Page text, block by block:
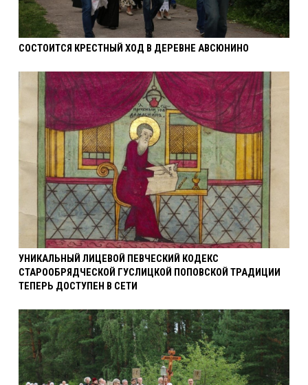
СОСТОИТСЯ КРЕСТНЫЙ ХОД В ДЕРЕВНЕ АВСЮНИНО
УНИКАЛЬНЫЙ ЛИЦЕВОЙ ПЕВЧЕСКИЙ КОДЕКС
СТАРООБРЯДЧЕСКОЙ ГУСЛИЦКОЙ ПОПОВСКОЙ ТРАДИЦИИ
ТЕПЕРЬ ДОСТУПЕН В СЕТИ